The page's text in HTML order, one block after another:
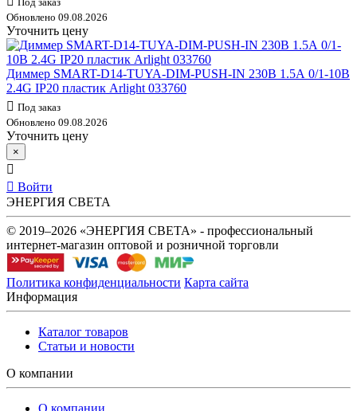
Обновлено 09.08.2026
Уточнить цену
Диммер SMART-D14-TUYA-DIM-PUSH-IN 230В 1.5А 0/1-10В
2.4G IP20 пластик Arlight 033760
Под заказ
Обновлено 09.08.2026
Уточнить цену
×
Войти
ЭНЕРГИЯ СВЕТА
© 2019–2026 «ЭНЕРГИЯ СВЕТА» - профессиональный
интернет-магазин оптовой и розничной торговли
Политика конфиденциальности Карта сайта
Информация
Каталог товаров
Статьи и новости
О компании
О компании